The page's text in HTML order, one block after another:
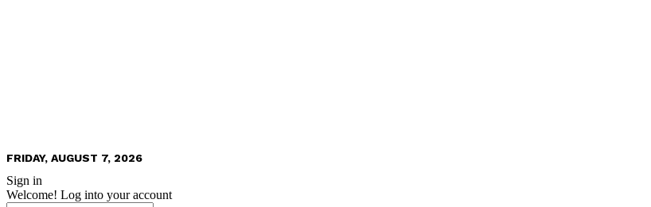
FRIDAY, AUGUST 7, 2026
Sign in
Welcome! Log into your account